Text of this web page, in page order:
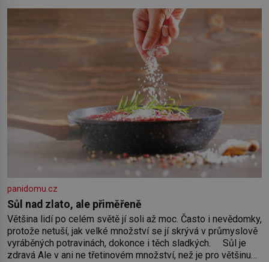
panidomu.cz
Sůl nad zlato, ale přiměřeně
Většina lidí po celém světě jí soli až moc. Často i nevědomky,
protože netuší, jak velké množství se jí skrývá v průmyslově
vyráběných potravinách, dokonce i těch sladkých. Sůl je
zdravá Ale v ani ne třetinovém množství, než je pro většinu